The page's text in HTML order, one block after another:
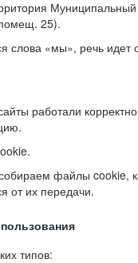
Муниципальный
25).
слова «мы», речь
работали
файлы cookie,
от их передачи.
типов: